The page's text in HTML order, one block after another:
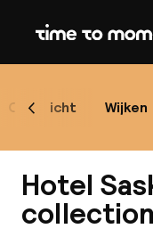
Home
Overzicht Wijken
Scroll naar links
Hotel